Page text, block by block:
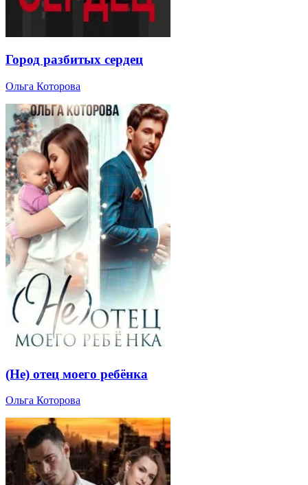
Город разбитых сердец
Ольга Которова
(Не) отец моего ребёнка
Ольга Которова